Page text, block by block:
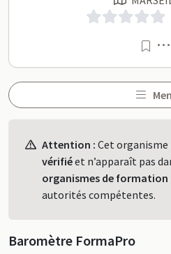
Attention : Cet
vérifiéet n’apparaît pas
organismes de formation
autorités compétentes.
Baromètre FormaPro